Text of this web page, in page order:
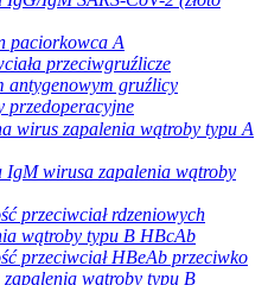
paciorkowca A
przeciwgruźlicze
antygenowym gruźlicy
przedoperacyjne
wirus zapalenia wątroby typu A
IgM wirusa zapalenia wątroby
przeciwciał rdzeniowych
wątroby typu B HBcAb
przeciwciał HBeAb przeciwko
wątroby typu B